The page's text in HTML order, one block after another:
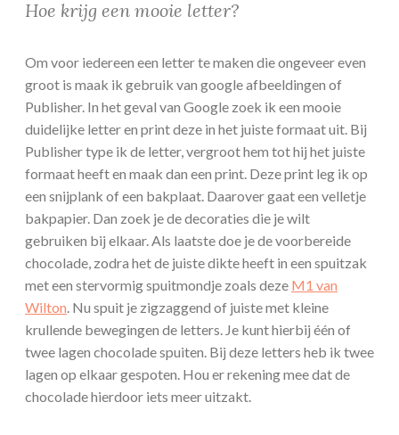
Hoe krijg een mooie letter?
Om voor iedereen een letter te maken die ongeveer even
groot is maak ik gebruik van google afbeeldingen of
Publisher. In het geval van Google zoek ik een mooie
duidelijke letter en print deze in het juiste formaat uit. Bij
Publisher type ik de letter, vergroot hem tot hij het juiste
formaat heeft en maak dan een print. Deze print leg ik op
een snijplank of een bakplaat. Daarover gaat een velletje
bakpapier. Dan zoek je de decoraties die je wilt
gebruiken bij elkaar. Als laatste doe je de voorbereide
chocolade, zodra het de juiste dikte heeft in een spuitzak
met een stervormig spuitmondje zoals deze M1 van
Wilton. Nu spuit je zigzaggend of juiste met kleine
krullende bewegingen de letters. Je kunt hierbij één of
twee lagen chocolade spuiten. Bij deze letters heb ik twee
lagen op elkaar gespoten. Hou er rekening mee dat de
chocolade hierdoor iets meer uitzakt.